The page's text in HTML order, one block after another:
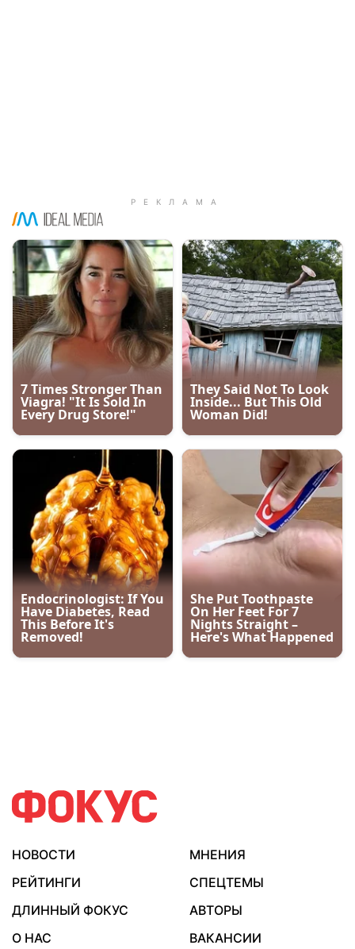
НОВОСТИ
МНЕНИЯ
РЕЙТИНГИ
СПЕЦТЕМЫ
ДЛИННЫЙ ФОКУС
АВТОРЫ
О НАС
ВАКАНСИИ